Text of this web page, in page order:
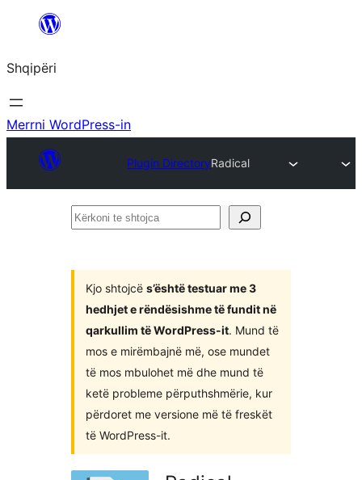
Hidhu
lënda
Shqipëri
Merrni WordPress-in
Plugin DirectoryRadical
Kërkoni
Kjo shtojcë s’është testuar me 3
hedhjet e rëndësishme të fundit në
qarkullim të WordPress-it. Mund të
mos e mirëmbajnë më, ose mundet
të mos mbulohet më dhe mund të
ketë probleme përputhshmërie, kur
përdoret me versione më të freskët
të WordPress-it.